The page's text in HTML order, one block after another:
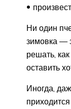
Ни один
зимовка —
решать,
оставить
Иногда,